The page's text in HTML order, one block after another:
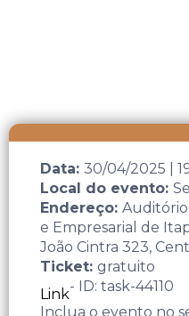
Data: 30/04/2025
Local do evento:
Endereço: Auditório
e Empresarial de
João Cintra 323,
Ticket: gratuito
Link- ID: task-44110
Inclua o evento no